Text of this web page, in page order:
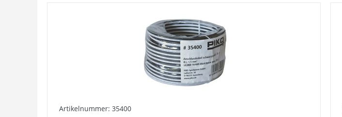
Artikelnummer: 35400